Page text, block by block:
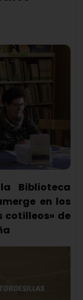
Biblioteca
en los
cotilleos» de